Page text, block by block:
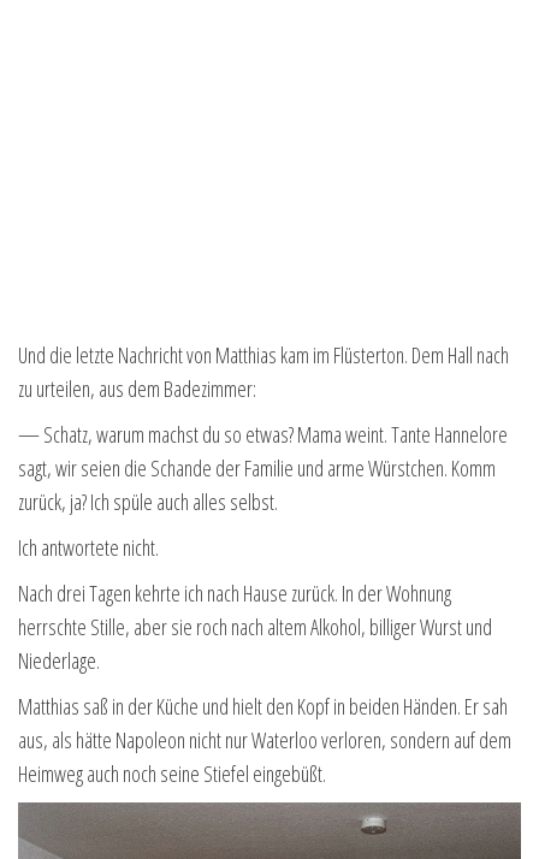
Und die letzte Nachricht von Matthias kam im Flüsterton. Dem Hall nach
zu urteilen, aus dem Badezimmer:
— Schatz, warum machst du so etwas? Mama weint. Tante Hannelore
sagt, wir seien die Schande der Familie und arme Würstchen. Komm
zurück, ja? Ich spüle auch alles selbst.
Ich antwortete nicht.
Nach drei Tagen kehrte ich nach Hause zurück. In der Wohnung
herrschte Stille, aber sie roch nach altem Alkohol, billiger Wurst und
Niederlage.
Matthias saß in der Küche und hielt den Kopf in beiden Händen. Er sah
aus, als hätte Napoleon nicht nur Waterloo verloren, sondern auf dem
Heimweg auch noch seine Stiefel eingebüßt.